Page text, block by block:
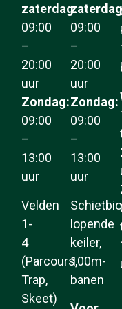
zaterdag:
09:00
–
20:00
uur
Zondag:
09:00
–
13:00
uur
Velden
1-
4
(Parcours,
Trap,
Skeet)
09:00
–
20:00
uur
Zondag:
09:00
–
13:00
uur
lopende
keiler,
100m-
banen